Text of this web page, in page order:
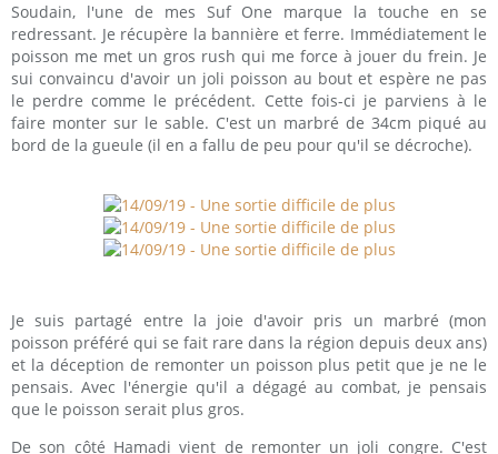
Soudain, l'une de mes Suf One marque la touche en se
redressant. Je récupère la bannière et ferre. Immédiatement le
poisson me met un gros rush qui me force à jouer du frein. Je
sui convaincu d'avoir un joli poisson au bout et espère ne pas
le perdre comme le précédent. Cette fois-ci je parviens à le
faire monter sur le sable. C'est un marbré de 34cm piqué au
bord de la gueule (il en a fallu de peu pour qu'il se décroche).
Je suis partagé entre la joie d'avoir pris un marbré (mon
poisson préféré qui se fait rare dans la région depuis deux ans)
et la déception de remonter un poisson plus petit que je ne le
pensais. Avec l'énergie qu'il a dégagé au combat, je pensais
que le poisson serait plus gros.
De son côté Hamadi vient de remonter un joli congre. C'est